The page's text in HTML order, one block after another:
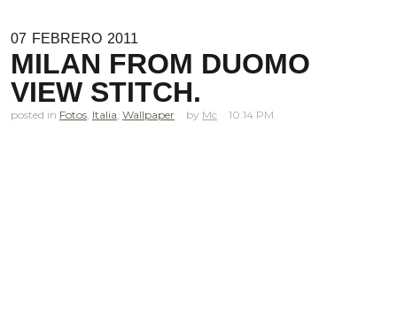
07 FEBRERO 2011
MILAN FROM DUOMO
VIEW STITCH.
posted in Fotos, Italia, Wallpaper Mc 10.14 PM